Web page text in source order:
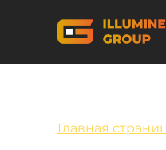
Главная